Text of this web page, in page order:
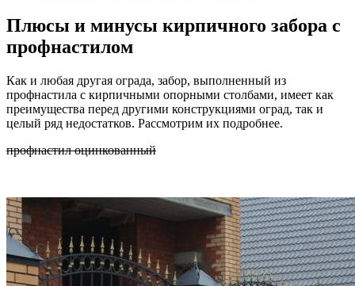
Плюсы и минусы кирпичного забора с
профнастилом
Как и любая другая ограда, забор, выполненный из
профнастила с кирпичными опорными столбами, имеет как
преимущества перед другими конструкциями оград, так и
целый ряд недостатков. Рассмотрим их подробнее.
профнастил оцинкованный